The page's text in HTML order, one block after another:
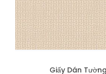
Giấy Dán